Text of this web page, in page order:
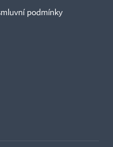
podmínky